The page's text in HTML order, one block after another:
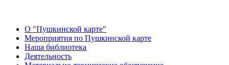
О "Пушкинской карте"
Мероприятия по Пушкинской карте
Наша библиотека
Деятельность